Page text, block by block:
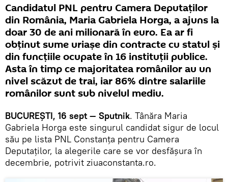
Candidatul PNL pentru Camera Deputaţilor
din România, Maria Gabriela Horga, a ajuns la
doar 30 de ani milionară în euro. Ea ar fi
obținut sume uriașe din contracte cu statul și
din funcțiile ocupate în 16 instituţii publice.
Asta în timp ce majoritatea românilor au un
nivel scăzut de trai, iar 86% dintre salariile
românilor sunt sub nivelul mediu.
BUCUREȘTI, 16 sept — Sputnik. Tânăra Maria
Gabriela Horga este singurul candidat sigur de locul
său pe lista PNL Constanţa pentru Camera
Deputaţilor, la alegerile care se vor desfășura în
decembrie, potrivit ziuaconstanta.ro.